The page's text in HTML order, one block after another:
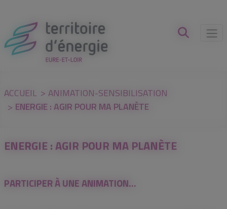
ACCUEIL
ANIMATION-SENSIBILISATION
ENERGIE : AGIR POUR MA PLANÈTE
ENERGIE : AGIR POUR MA PLANÈTE
PARTICIPER À UNE ANIMATION…